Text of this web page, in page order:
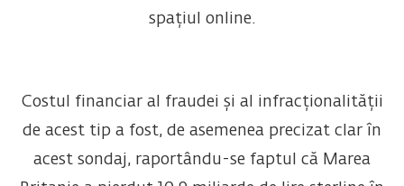
spațiul online.
Costul financiar al fraudei și al infracționalității
de acest tip a fost, de asemenea precizat clar în
acest sondaj, raportându-se faptul că Marea